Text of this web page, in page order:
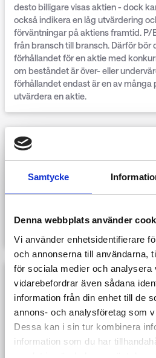
Samtycke
Denna webbplats använder
Vi använder enhetsidentifierare
och annonserna till användarna,
för sociala medier och analysera
vidarebefordrar även sådana
information från din enhet till de
annons- och analysföretag som
Dessa kan i sin tur kombinera
information som du har
desto billigare visas aktien - dock
också indikera en låg utvärdering
förväntningar på aktiens framtid. P/
från bransch till bransch. Därför bör
förhållandet för en aktie med
om beståndet är över- eller
förhållandet endast är en av
utvärdera en aktie.
Vad är diversifiering?
möjligt bör du diversifiera din
olika aktier som, om möjligt, inte
förlusten, åtminstone till viss del,
Vad är en fond?
En fond är som en pool av en mängd
aktivt eller passivt (ETF-fonder) för
att köpa en andel av fonden är din
aktiemarknadsförlust mer